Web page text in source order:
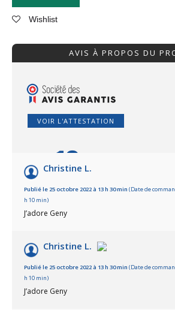
Wishlist
AVIS À PROPOS DU
VOIR L'ATTESTATION
10/10
Basé sur 3 avis
Christine L.
Publié le 25 octobre 2022 à 13 h 30 min (Date de
h 10 min)
J’adore Geny
Christine L.
Publié le 25 octobre 2022 à 13 h 30 min (Date de
h 10 min)
J’adore Geny